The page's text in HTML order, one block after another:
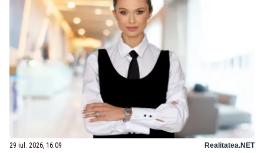
29 iul. 2026, 16:09 Realitatea.NET